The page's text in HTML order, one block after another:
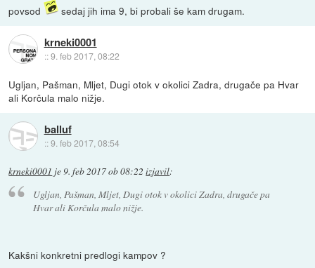
povsod
sedaj jih ima 9, bi probali še kam drugam.
krneki0001
::9. feb 2017, 08:22
Ugljan, Pašman, Mljet, Dugi otok v okolici Zadra, drugače pa Hvar
ali Korčula malo nižje.
balluf
::9. feb 2017, 08:54
krneki0001 je9. feb 2017 ob 08:22 izjavil:
Ugljan, Pašman, Mljet, Dugi otok v okolici Zadra, drugače pa
Hvar ali Korčula malo nižje.
Kakšni konkretni predlogi kampov ?